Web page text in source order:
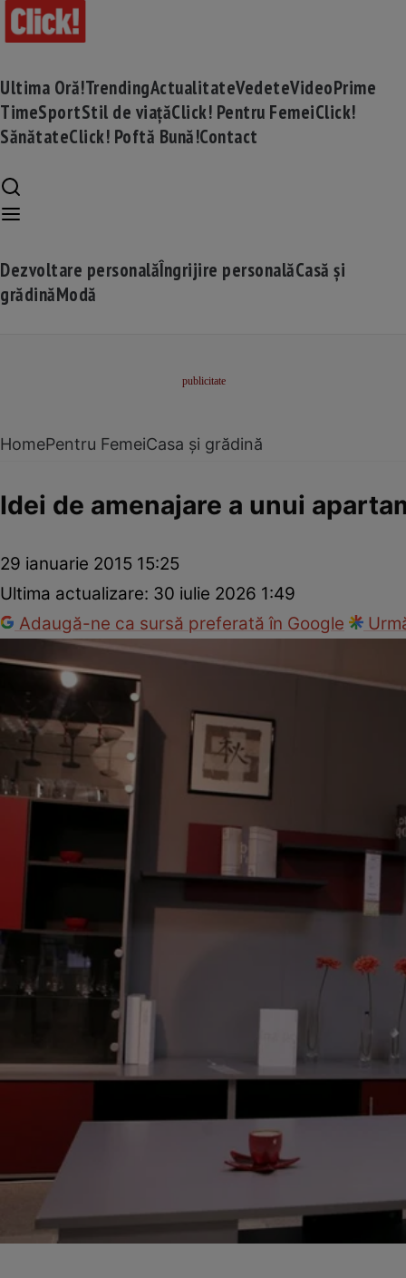
Ultima Oră!TrendingActualitateVedeteVideoPrime
TimeSportStil de viațăClick! Pentru FemeiClick!
SănătateClick! Poftă Bună!Contact
Dezvoltare personalăÎngrijire personalăCasă și
grădinăModă
HomePentru FemeiCasa și grădină
Idei de amenajare a unui
29 ianuarie 2015 15:25
Ultima actualizare: 30 iulie 2026 1:49
Adaugă-ne ca sursă preferată în Google